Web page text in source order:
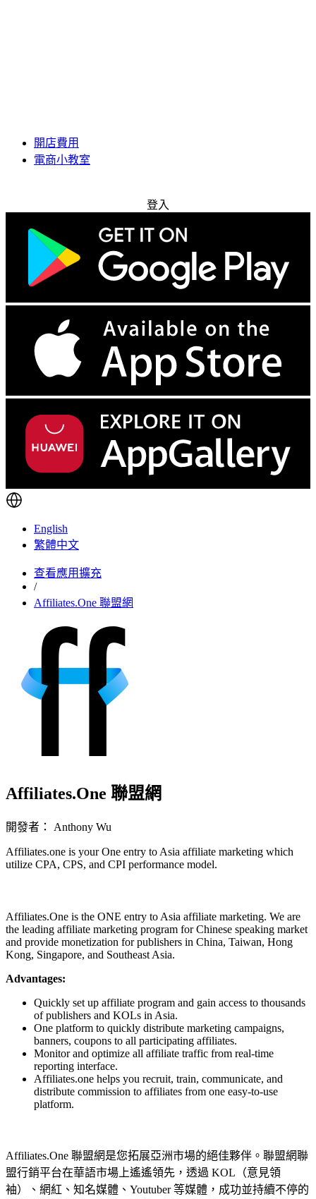
開店費用
電商小教室
登入
English
繁體中文
查看應用擴充
/
Affiliates.One 聯盟網
Affiliates.One 聯盟網
開發者： Anthony Wu
Affiliates.one is your One entry to Asia affiliate marketing which
utilize CPA, CPS, and CPI performance model.
Affiliates.One is the ONE entry to Asia affiliate marketing. We are
the leading affiliate marketing program for Chinese speaking market
and provide monetization for publishers in China, Taiwan, Hong
Kong, Singapore, and Southeast Asia.
Advantages:
Quickly set up affiliate program and gain access to thousands
of publishers and KOLs in Asia.
One platform to quickly distribute marketing campaigns,
banners, coupons to all participating affiliates.
Monitor and optimize all affiliate traffic from real-time
reporting interface.
Affiliates.one helps you recruit, train, communicate, and
distribute commission to affiliates from one easy-to-use
platform.
Affiliates.One 聯盟網是您拓展亞洲市場的絕佳夥伴。聯盟網聯
盟行銷平台在華語市場上遙遙領先，透過 KOL（意見領
袖）、網紅、知名媒體、Youtuber 等媒體，成功並持續不停的